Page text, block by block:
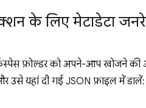
के लिए मेटाडेटा
फ़ोल्डर को अपने-आप खोजने की
उसे यहां दी गई JSON फ़ाइल में डालें: